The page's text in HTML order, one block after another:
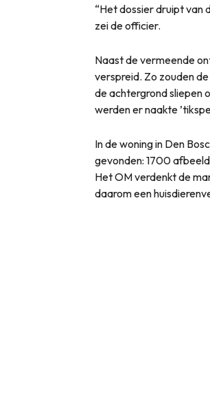
“Het dossier druipt van
zei de officier.
Naast de vermeende
verspreid. Zo zouden
de achtergrond sliepen
werden er naakte
In de woning in Den
gevonden: 1700
Het OM verdenkt de
daarom een